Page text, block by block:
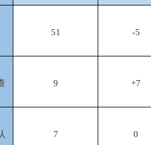
51 -5
9 +7
7 0